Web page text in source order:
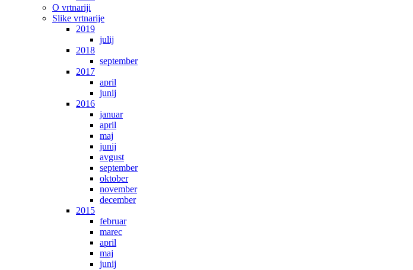
O vrtnariji
Slike vrtnarije
2019
julij
2018
september
2017
april
junij
2016
januar
april
maj
junij
avgust
september
oktober
november
december
2015
februar
marec
april
maj
junij